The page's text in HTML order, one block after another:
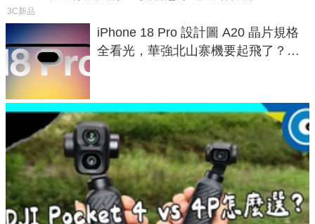
3C新品
iPhone 18 Pro 設計圖 A20 晶片規格
全看光，華強北山寨機要起飛了？專